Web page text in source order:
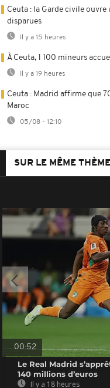
Ceuta : la Garde civile
disparues
Il y a 15 heures
À Ceuta, 1 100 mineurs
Il y a 19 heures
Ceuta : Madrid affirme que
Maroc
05/08 - 12:10
SUR LE MÊME THÈME
00:52
Le Real Madrid
140 millions d’euros
Il y a 18 heures